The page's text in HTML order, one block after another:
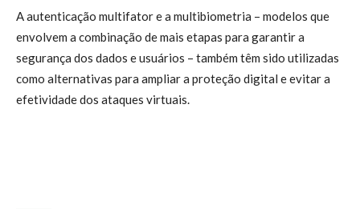
A autenticação multifator e a multibiometria – modelos que
envolvem a combinação de mais etapas para garantir a
segurança dos dados e usuários – também têm sido utilizadas
como alternativas para ampliar a proteção digital e evitar a
efetividade dos ataques virtuais.